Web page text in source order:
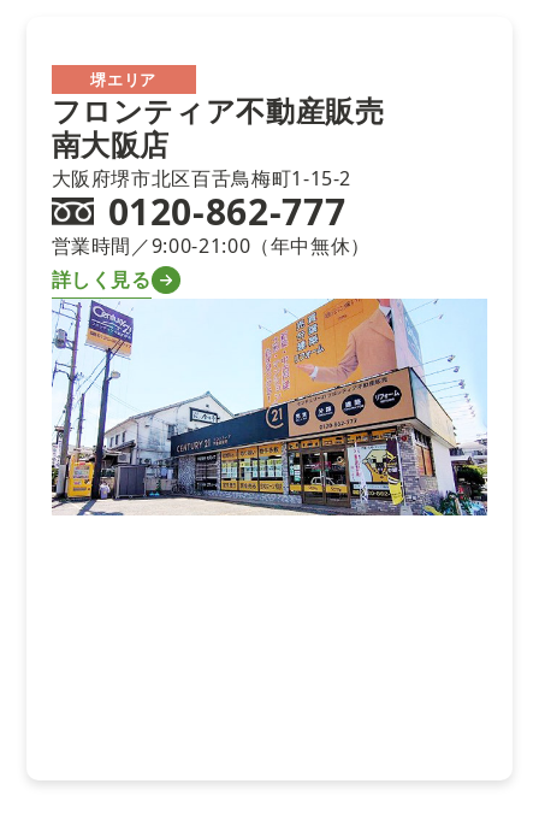
堺エリア
フロンティア不動産販売
南大阪店
大阪府堺市北区百舌鳥梅町1-15-2
0120-862-777
営業時間／9:00-21:00（年中無休）
詳しく見る